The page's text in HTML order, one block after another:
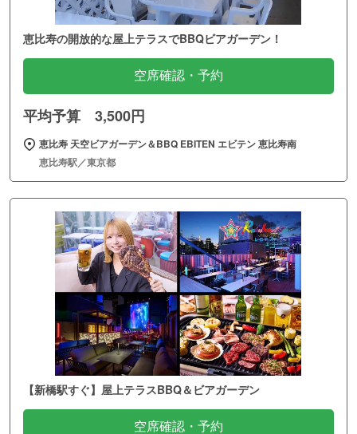
恵比寿の開放的な屋上テラスでBBQビアガーデン！
空席確認・予約
平均予算 3,500円
恵比寿 天空ビアガーデン＆BBQ EBITEN エビテン 恵比寿南
恵比寿駅／東京都
【新橋駅すぐ】屋上テラスBBQ＆ビアガーデン
空席確認・予約